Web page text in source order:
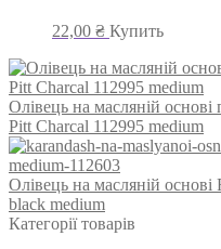
22,00 ₴ Купить
Олівець на масляній основі
Pitt Charcal 112995 medium
Олівець на масляній
black medium
Категорії товарів